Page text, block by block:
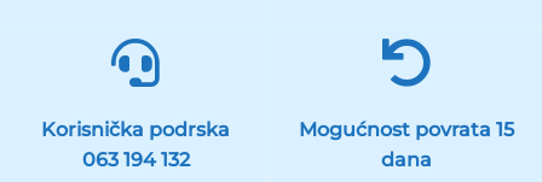
Korisnička podrska
063 194 132
Mogućnost povrata 15
dana